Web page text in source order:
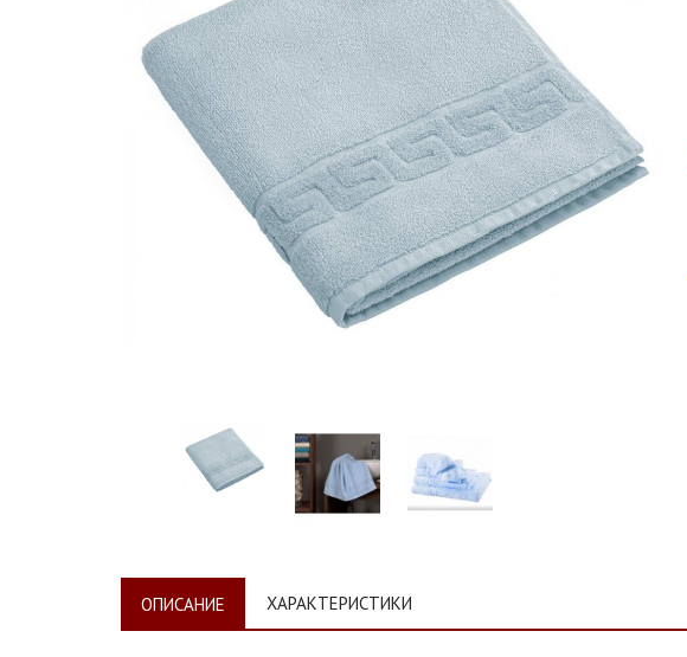
ОПИСАНИЕ ХАРАКТЕРИСТИКИ